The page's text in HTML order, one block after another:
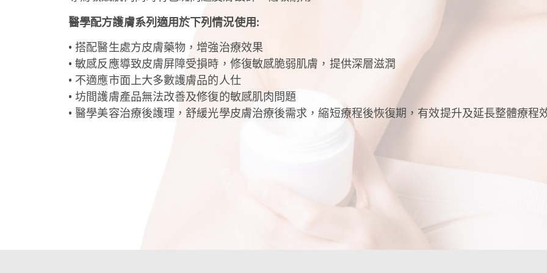
醫學配方護膚系列適用於下列情況使用:
• 搭配醫生處方皮膚藥物，增強治療效果
• 敏感反應導致皮膚屏障受損時，修復敏感脆弱肌膚，提供深層滋潤
• 不適應市面上大多數護膚品的人仕
• 坊間護膚產品無法改善及修復的敏感肌肉問題
• 醫學美容治療後護理，舒緩光學皮膚治療後需求，縮短療程後恢復期，有效提升及延長整體療程